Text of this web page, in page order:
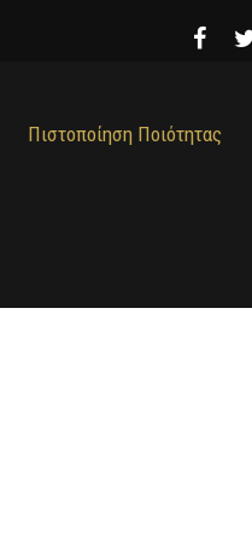
Πιστοποίηση Ποιότητας